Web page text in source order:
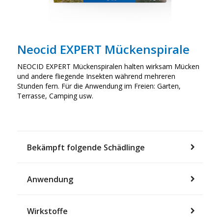
Neocid EXPERT Mückenspirale
NEOCID EXPERT Mückenspiralen halten wirksam Mücken
und andere fliegende Insekten während mehreren
Stunden fern. Für die Anwendung im Freien: Garten,
Terrasse, Camping usw.
Bekämpft folgende Schädlinge
Anwendung
Wirkstoffe